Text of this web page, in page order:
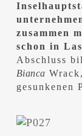
zusammen
schon in
Abschluss
Bianca
gesunkenen